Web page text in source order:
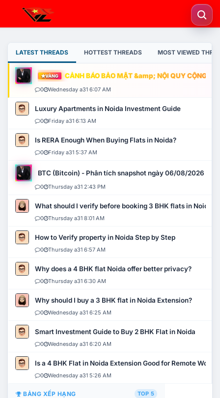
LATEST THREADS HOTTEST THREADS MOST VIEWED
VÀNG CẢNH BÁO BẢO MẬT &amp; NỘI QUY CỘNG
0 Wednesday a31 6:07 AM
Luxury Apartments in Noida Investment Guide
0 Friday a31 6:13 AM
Is RERA Enough When Buying Flats in Noida?
0 Friday a31 5:37 AM
BTC (Bitcoin) - Phân tích snapshot ngày 06/08/2026
0 Thursday a31 2:43 PM
What should I verify before booking 3 BHK flats in Noida?
0 Thursday a31 8:01 AM
How to Verify property in Noida Step by Step
0 Thursday a31 6:57 AM
Why does a 4 BHK flat Noida offer better privacy?
0 Thursday a31 6:30 AM
Why should I buy a 3 BHK flat in Noida Extension?
0 Wednesday a31 6:25 AM
Smart Investment Guide to Buy 2 BHK Flat in Noida
0 Wednesday a31 6:20 AM
Is a 4 BHK Flat in Noida Extension Good for Remote Work?
0 Wednesday a31 5:26 AM
BẢNG XẾP HẠNG TOP 5